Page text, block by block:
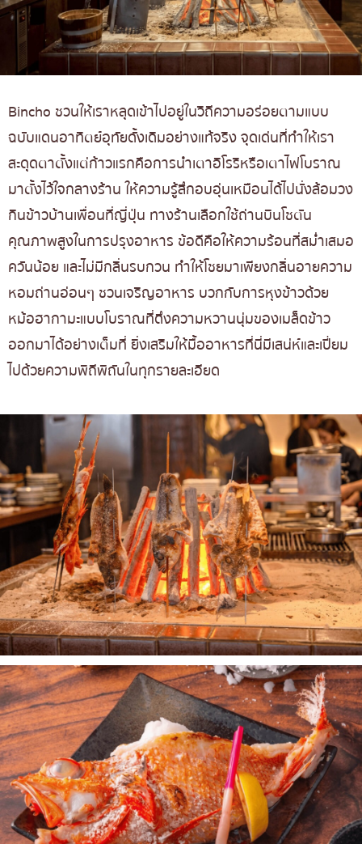
Bincho ชวนให้เราหลุดเข้าไปอยู่ในวิถีความอร่อยตามแบบ
ฉบับแดนอาทิตย์อุทัยดั้งเดิมอย่างแท้จริง จุดเด่นที่ทำให้เรา
สะดุดตาตั้งแต่ก้าวแรกคือการนำเตาอิโรริหรือเตาไฟโบราณ
มาตั้งไว้ใจกลางร้าน ให้ความรู้สึกอบอุ่นเหมือนได้ไปนั่งล้อมวง
กินข้าวบ้านเพื่อนที่ญี่ปุ่น ทางร้านเลือกใช้ถ่านบินโชตัน
คุณภาพสูงในการปรุงอาหาร ข้อดีคือให้ความร้อนที่สม่ำเสมอ
ควันน้อย และไม่มีกลิ่นรบกวน ทำให้โชยมาเพียงกลิ่นอายความ
หอมถ่านอ่อนๆ ชวนเจริญอาหาร บวกกับการหุงข้าวด้วย
หม้อฮากามะแบบโบราณที่ดึงความหวานนุ่มของเมล็ดข้าว
ออกมาได้อย่างเต็มที่ ยิ่งเสริมให้มื้ออาหารที่นี่มีเสน่ห์และเปี่ยม
ไปด้วยความพิถีพิถันในทุกรายละเอียด